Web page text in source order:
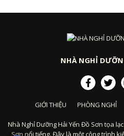
NHÀ NGHỈ
GIỚI THIỆU PHÒNG NGHỈ
Nhà Nghỉ Dưỡng Hải Yến Đồ Sơn tọa
Sơn nổi tiếng. Đây là một công trình